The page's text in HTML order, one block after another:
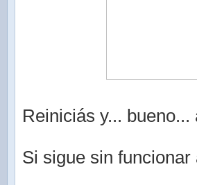
Reiniciás y...
Si sigue sin